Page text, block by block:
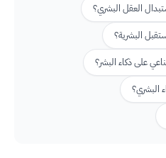
العقل البشري؟
البشرية؟
على ذكاء البشر؟
البشري؟